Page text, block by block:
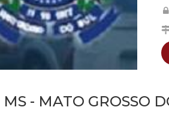
- MATO GROSSO